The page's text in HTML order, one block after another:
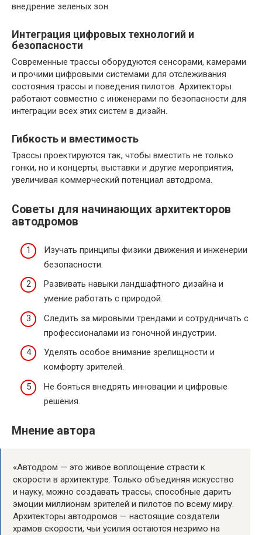
внедрение зеленых зон.
Интеграция цифровых технологий и
безопасности
Современные трассы оборудуются сенсорами, камерами
и прочими цифровыми системами для отслеживания
состояния трассы и поведения пилотов. Архитекторы
работают совместно с инженерами по безопасности для
интеграции всех этих систем в дизайн.
Гибкость и вместимость
Трассы проектируются так, чтобы вместить не только
гонки, но и концерты, выставки и другие мероприятия,
увеличивая коммерческий потенциал автодрома.
Советы для начинающих архитекторов
автодромов
Изучать принципы физики движения и инженерии
безопасности.
Развивать навыки ландшафтного дизайна и
умение работать с природой.
Следить за мировыми трендами и сотрудничать с
профессионалами из гоночной индустрии.
Уделять особое внимание зрелищности и
комфорту зрителей.
Не бояться внедрять инновации и цифровые
решения.
Мнение автора
«Автодром — это живое воплощение страсти к
скорости в архитектуре. Только объединяя искусство
и науку, можно создавать трассы, способные дарить
эмоции миллионам зрителей и пилотов по всему миру.
Архитекторы автодромов — настоящие создатели
храмов скорости, чьи усилия остаются незримо на